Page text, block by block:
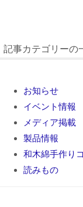
記事カテゴリーの
お知らせ
イベント情報
メディア掲載
製品情報
和木綿手作り
読みもの